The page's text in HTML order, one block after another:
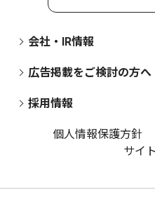
会社・IR情報
広告掲載をご検討の方へ
採用情報
個人情報保護方針
サイ